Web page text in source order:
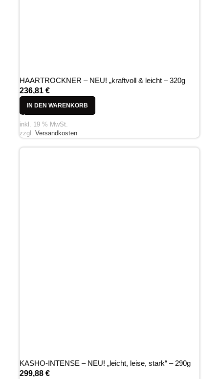
HAARTROCKNER – NEU! „kraftvoll & leicht – 320g
236,81 €
IN DEN WARENKORB
inkl. 19 % MwSt.
zzgl. Versandkosten
KASHO-INTENSE – NEU! „leicht, leise, stark“ – 290g
299,88 €